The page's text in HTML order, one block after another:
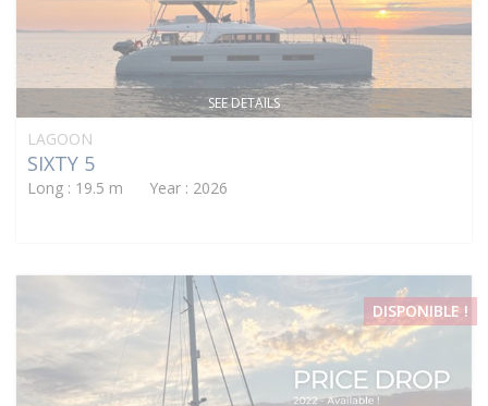
SEE DETAILS
LAGOON
SIXTY 5
Long : 19.5 m Year : 2026
DISPONIBLE !